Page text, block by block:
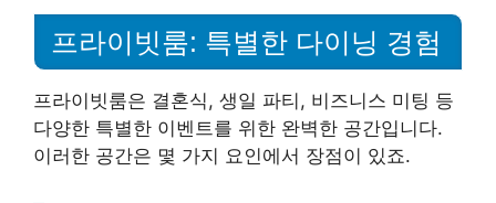
프라이빗룸: 특별한 다이닝 경험
프라이빗룸은 결혼식, 생일 파티, 비즈니스 미팅 등
다양한 특별한 이벤트를 위한 완벽한 공간입니다.
이러한 공간은 몇 가지 요인에서 장점이 있죠.